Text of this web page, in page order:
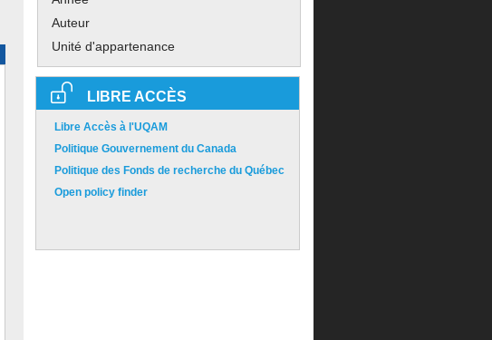
Auteur
Unité d'appartenance
LIBRE ACCÈS
Libre Accès à l'UQAM
Politique Gouvernement du Canada
Politique des Fonds de recherche du Québec
Open policy finder